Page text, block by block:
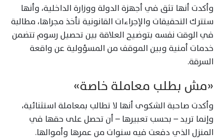
وأكدت أنها تثق في أجهزة الدولة ووزارة الداخلية، وأنها
ستترك التحقيقات والإجراءات القانونية تأخذ مجراها، مطالبة
في الوقت نفسه بتوضيح العلاقة بين تحصيل رسوم تتضمن
خدمات أمنية وبين الموقف من المسؤولية عن واقعة
السرقة.
«مش بطلب معاملة خاصة»
وأكدت صاحبة الشكوى أنها لا تطالب بمعاملة استثنائية،
وإنما تريد – بحسب تعبيرها – أن تحصل على حقها في
المنزل الذي دفعت فيه سنوات من عمرها وأموالها.